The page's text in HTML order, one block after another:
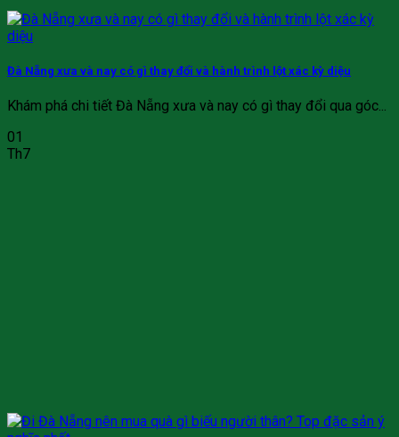
Đà Nẵng xưa và nay có gì thay đổi và hành trình lột xác kỳ diệu
Khám phá chi tiết Đà Nẵng xưa và nay có gì thay đổi qua góc...
01
Th7